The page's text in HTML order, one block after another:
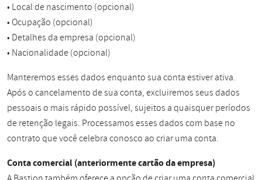
• Local de nascimento (opcional)
• Ocupação (opcional)
• Detalhes da empresa (opcional)
• Nacionalidade (opcional)
Manteremos esses dados enquanto sua conta estiver ativa.
Após o cancelamento de sua conta, excluiremos seus dados
pessoais o mais rápido possível, sujeitos a quaisquer períodos
de retenção legais. Processamos esses dados com base no
contrato que você celebra conosco ao criar uma conta.
Conta comercial (anteriormente cartão da empresa)